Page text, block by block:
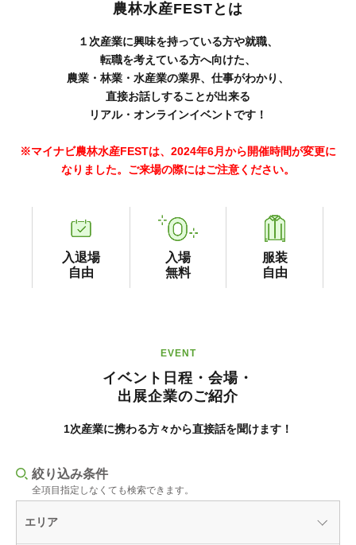
農林水産FESTとは
１次産業に興味を持っている方や就職、
転職を考えている方へ向けた、
農業・林業・水産業の業界、仕事がわかり、
直接お話しすることが出来る
リアル・オンラインイベントです！
※マイナビ農林水産FESTは、2024年6月から開催時間が変更に
なりました。ご来場の際にはご注意ください。
入退場
自由
入場
無料
服装
自由
EVENT
イベント日程・会場・
出展企業のご紹介
1次産業に携わる方々から直接話を聞けます！
絞り込み条件
全項目指定しなくても検索できます。
エリア